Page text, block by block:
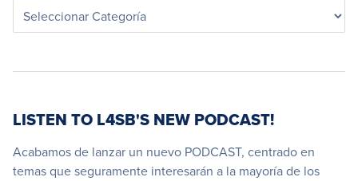
LISTEN TO L4SB'S NEW PODCAST!
Acabamos de lanzar un nuevo PODCAST, centrado en
temas que seguramente interesarán a la mayoría de los